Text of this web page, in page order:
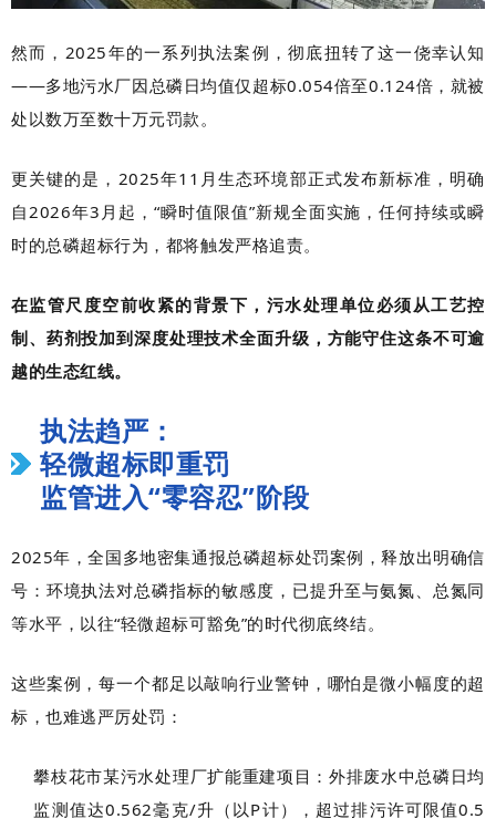
然而，2025年的一系列执法案例，彻底扭转了这一侥幸认知
——多地污水厂因总磷日均值仅超标0.054倍至0.124倍，就被
处以数万至数十万元罚款。
更关键的是，2025年11月生态环境部正式发布新标准，明确
自2026年3月起，“瞬时值限值”新规全面实施，任何持续或瞬
时的总磷超标行为，都将触发严格追责。
在监管尺度空前收紧的背景下，污水处理单位必须从工艺控
制、药剂投加到深度处理技术全面升级，方能守住这条不可逾
越的生态红线。
执法趋严：
轻微超标即重罚
监管进入“零容忍”阶段
2025年，全国多地密集通报总磷超标处罚案例，释放出明确信
号：环境执法对总磷指标的敏感度，已提升至与氨氮、总氮同
等水平，以往“轻微超标可豁免”的时代彻底终结。
这些案例，每一个都足以敲响行业警钟，哪怕是微小幅度的超
标，也难逃严厉处罚：
攀枝花市某污水处理厂扩能重建项目：外排废水中总磷日均
监测值达0.562毫克/升（以P计），超过排污许可限值0.5